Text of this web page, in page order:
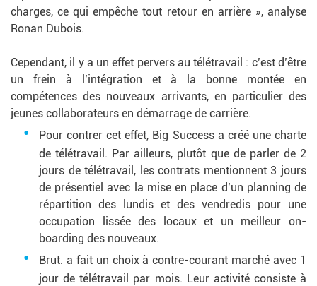
charges, ce qui empêche tout retour en arrière », analyse
Ronan Dubois.
Cependant, il y a un effet pervers au télétravail : c’est d’être
un frein à l’intégration et à la bonne montée en
compétences des nouveaux arrivants, en particulier des
jeunes collaborateurs en démarrage de carrière.
Pour contrer cet effet, Big Success a créé une charte
de télétravail. Par ailleurs, plutôt que de parler de 2
jours de télétravail, les contrats mentionnent 3 jours
de présentiel avec la mise en place d’un planning de
répartition des lundis et des vendredis pour une
occupation lissée des locaux et un meilleur on-
boarding des nouveaux.
Brut. a fait un choix à contre-courant marché avec 1
jour de télétravail par mois. Leur activité consiste à